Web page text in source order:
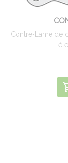
Contre-Lame de